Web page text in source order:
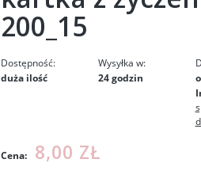
200_15
Dostępność:
duża ilość
Wysyłka w:
24 godzin
kosztów płatności
Cena: 8,00 ZŁ